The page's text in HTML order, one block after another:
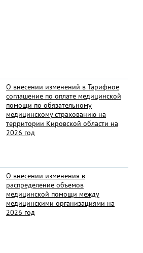
О внесении изменений в Тарифное
соглашение по оплате медицинской
помощи по обязательному
медицинскому страхованию на
территории Кировской области на
2026 год
О внесении изменения в
распределение объемов
медицинской помощи между
медицинскими организациями на
2026 год